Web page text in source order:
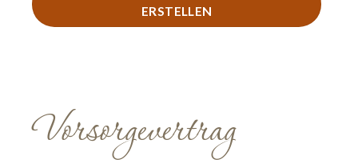
ERSTELLEN
Vorsorgevertrag